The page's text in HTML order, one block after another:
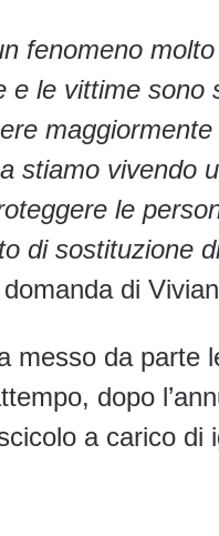
fenomeno
e le vittime sono
stiamo vivendo
le
di sostituzione
di
messo da parte
dopo
a carico di